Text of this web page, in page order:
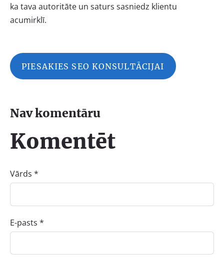
ka tava autoritāte un saturs sasniedz klientu
acumirklī.
PIESAKIES SEO KONSULTĀCIJAI
Nav komentāru
Komentēt
Vārds *
E-pasts *